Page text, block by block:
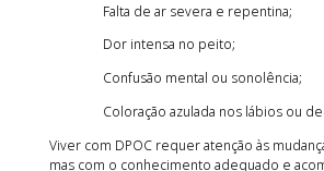
Falta de ar severa e repentina;
Dor intensa no peito;
Confusão mental ou sonolência;
Coloração azulada nos lábios ou
Viver com DPOC requer atenção às
mas com o conhecimento adequado e